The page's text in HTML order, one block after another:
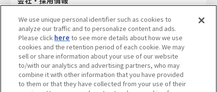
採用情報
サステナビリティ
お問い合わせ
We use unique personal identifier such as cookies to
analyze our traffic and to personalize content and ads.
Please click here to see more details about how we use
cookies and the retention period of each cookie. We may
sell or share information about your use of our website
to/with our analytics and advertising partners, who may
combine it with other information that you have provided
to them or that they have collected from your use of their